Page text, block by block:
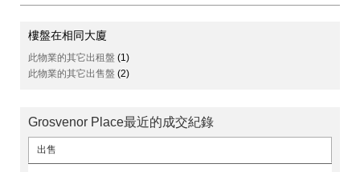
樓盤在相同大廈
此物業的其它出租盤 (1)
此物業的其它出售盤 (2)
Grosvenor Place最近的成交紀錄
出售